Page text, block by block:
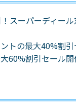
スーパーディー
トの最大40%割
60%割引セール開